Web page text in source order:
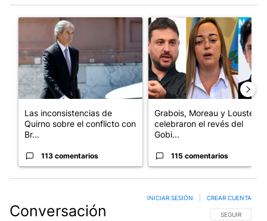
Un artículo de tendencia con el título "Las inconsistencias de
Las inconsistencias de
Quirno sobre el conflicto con
Br...
113 comentarios
Un artículo de tendencia con
Grabois, Moreau y Lousteau
celebraron el revés del
Gobi...
115 comentarios
Conversación SIGA ESTA
SEGUIR
INICIAR SESIÓN CREAR CUENTA